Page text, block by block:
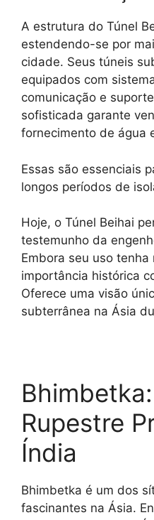
A estrutura do Túnel
estendendo-se por
cidade. Seus túneis
equipados com
comunicação e
sofisticada garante
fornecimento de água
Essas são essenciais
longos períodos de
Hoje, o Túnel Beihai
testemunho da
Embora seu uso tenha
importância histórica
Oferece uma visão
subterrânea na Ásia
Rupestre
Índia
Bhimbetka é um dos
fascinantes na Ásia.